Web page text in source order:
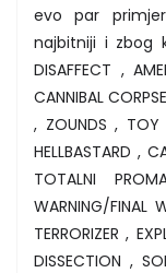
evo par
najbitniji i zbog
DISAFFECT ,
CANNIBAL
, ZOUNDS , TOY
HELLBASTARD ,
TOTALNI
WARNING/FINAL
TERRORIZER ,
DISSECTION ,